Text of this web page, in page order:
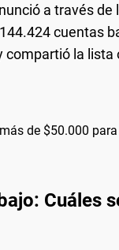
a través
cuentas
compartió la lista
de $50.000
Cuáles